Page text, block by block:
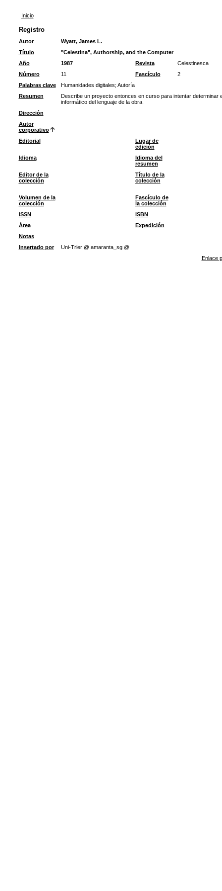
Inicio
Registro
Autor
Wyatt, James L.
Título
"Celestina", Authorship, and the Computer
Año
1987 Revista
Celestinesca
Número
11 Fascículo
2
Palabras clave
Humanidades digitales; Autoría
Resumen
Describe un proyecto entonces en curso para intentar determinar
informático del lenguaje de la obra.
Dirección
Autor
corporativo
Editorial
Lugar de
edición
Idioma
Idioma del
resumen
Editor de la
colección
Título de la
colección
Volumen de la
colección
Fascículo de
la colección
ISSN
ISBN
Área
Expedición
Notas
Insertado por
Uni-Trier @ amaranta_sg @
Enlace